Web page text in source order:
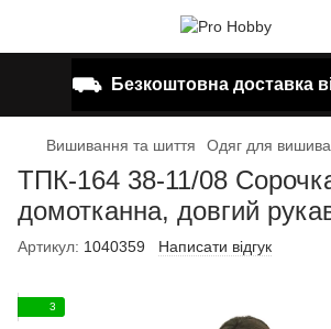
⛟ Безкоштовна доставка
Вишивання та шиття Одяг для
ТПК-164 38-11/08
домотканна, довгий
Артикул: 1040359 Написати відгук
3